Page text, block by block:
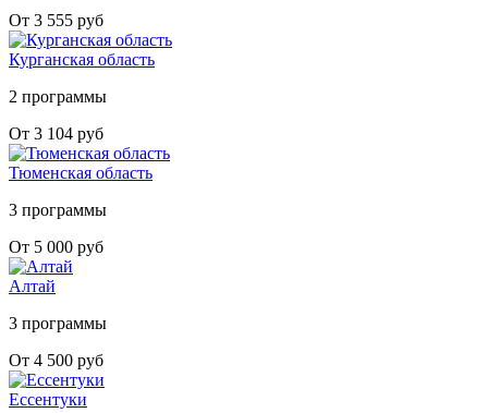
От 3 555 руб
Курганская область
2 программы
От 3 104 руб
Тюменская область
3 программы
От 5 000 руб
Алтай
3 программы
От 4 500 руб
Ессентуки